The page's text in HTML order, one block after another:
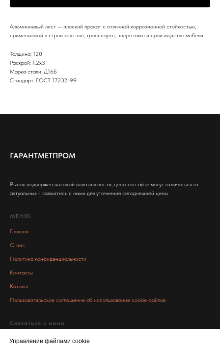
Управление файлами cookie
Алюминиевый лист — плоский прокат с отличной коррозионной стойкостью,
применяемый в строительстве, транспорте, энергетике и производстве мебели.
Толщина: 120
Раскрой: 1.2х3
Марка стали: Д16Б
Стандарт: ГОСТ 17232-99
ГАРАНТМЕТПРОМ
Рынок подвержен высокой волатильности, цены на сайте могут отличаться от
актуальных - свяжитесь с нами для уточнения сегодняшней цены
МЕНЮ
Главная
О нас
Политика конфиденциальности
Контакты
Каталог
Пользовательское соглашение об использование cookie файлов
Связаться с нами
info@garant-metall.ru